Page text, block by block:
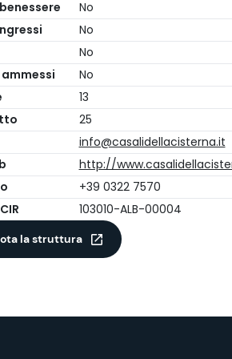
No
No
No
No
13
25
info@casalidellacisterna.it
http://
+39 0322 7570
103010-ALB-00004
la struttura